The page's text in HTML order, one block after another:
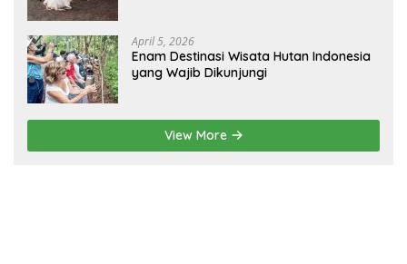
April 5, 2026
Enam Destinasi Wisata Hutan Indonesia
yang Wajib Dikunjungi
View More